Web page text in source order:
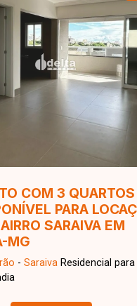
COM 3
PARA
SARAIVA EM
MG
- Saraiva Residencial